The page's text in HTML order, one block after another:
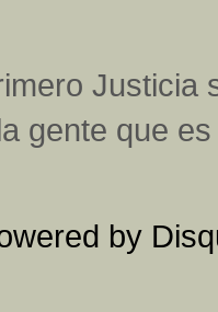
Justicia
gente que
by